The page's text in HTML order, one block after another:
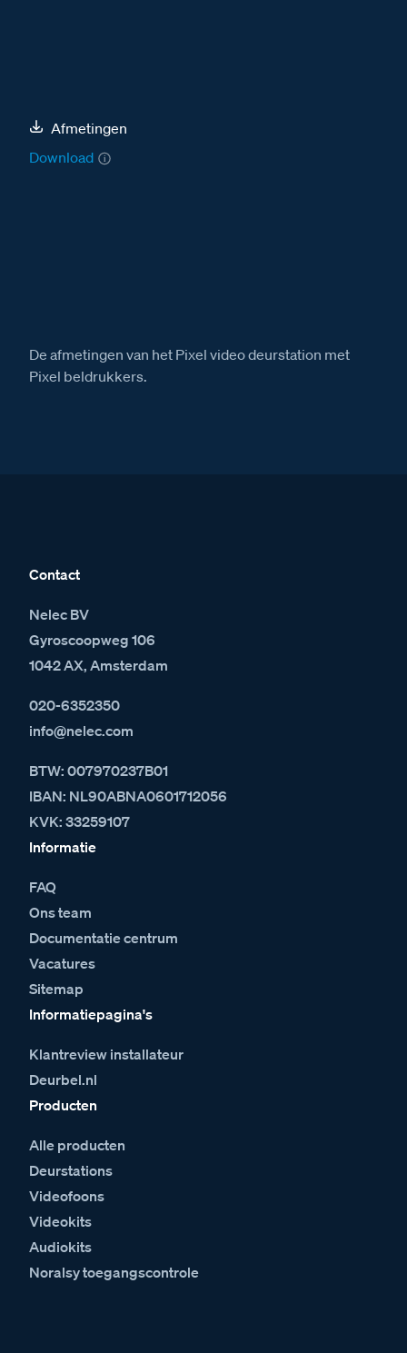
Afmetingen
Download
De afmetingen van het Pixel video deurstation met
Pixel beldrukkers.
Contact
Nelec BV
Gyroscoopweg 106
1042 AX, Amsterdam
020-6352350
info@nelec.com
BTW: 007970237B01
IBAN: NL90ABNA0601712056
KVK: 33259107
Informatie
FAQ
Ons team
Documentatie centrum
Vacatures
Sitemap
Informatiepagina's
Klantreview installateur
Deurbel.nl
Producten
Alle producten
Deurstations
Videofoons
Videokits
Audiokits
Noralsy toegangscontrole